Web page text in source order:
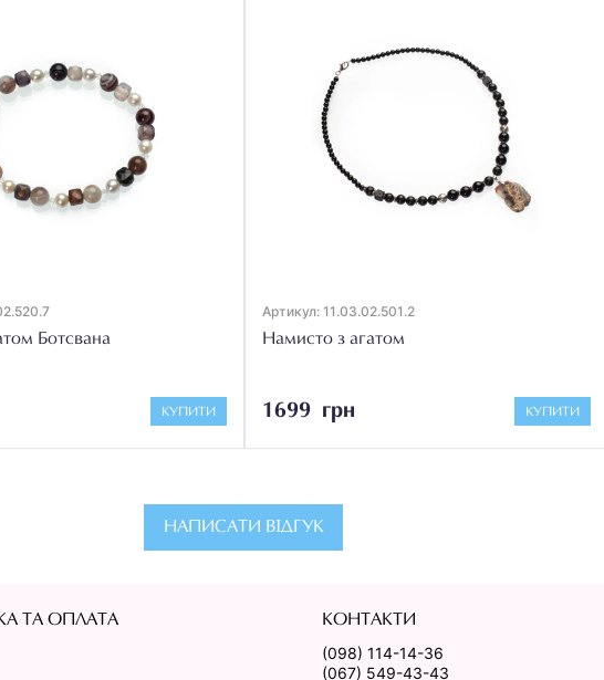
Ботсвана
КУПИТИ
Артикул: 11.03.02.501.2
Намисто з агатом
1699 грн КУПИТИ
НАПИСАТИ ВІДГУК
ТА ОПЛАТА КОНТАКТИ
(098) 114-14-36
(067) 549-43-43